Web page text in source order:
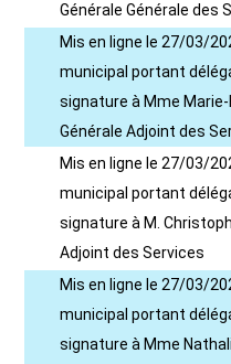
Générale Générale des
Mis en ligne le 27/03/
municipal portant
signature à Mme Marie-
Générale Adjoint des
Mis en ligne le 27/03/
municipal portant
signature à M.
Adjoint des Services
Mis en ligne le 27/03/
municipal portant
signature à Mme